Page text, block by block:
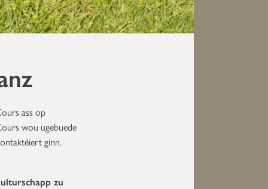
ass op
wou ugebuede
ginn.
zu